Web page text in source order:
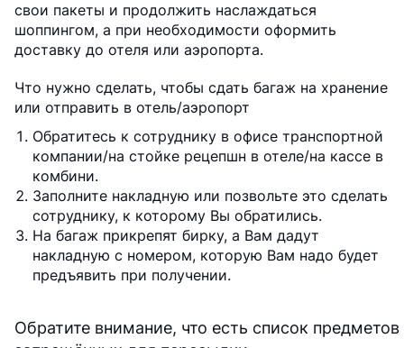
свои пакеты и продолжить наслаждаться
шоппингом, а при необходимости оформить
доставку до отеля или аэропорта.
Что нужно сделать, чтобы сдать багаж на хранение
или отправить в отель/аэропорт
Обратитесь к сотруднику в офисе транспортной
компании/на стойке рецепшн в отеле/на кассе в
комбини.
Заполните накладную или позвольте это сделать
сотруднику, к которому Вы обратились.
На багаж прикрепят бирку, а Вам дадут
накладную с номером, которую Вам надо будет
предъявить при получении.
Обратите внимание, что есть список